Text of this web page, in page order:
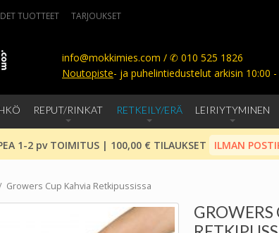
TUOTTEET TARJOUKSET
info@mokkimies.com / ✆ 010 525 1826
Noutopiste- ja puhelintiedustelut arkisin 10:00 -
REPUT/RINKAT RETKEILY/ERÄ LEIRIYTYMINEN
1-2 pv TOIMITUS | 100,00 € TILAUKSET ILMAN
Growers Cup Kahvia Retkipussissa